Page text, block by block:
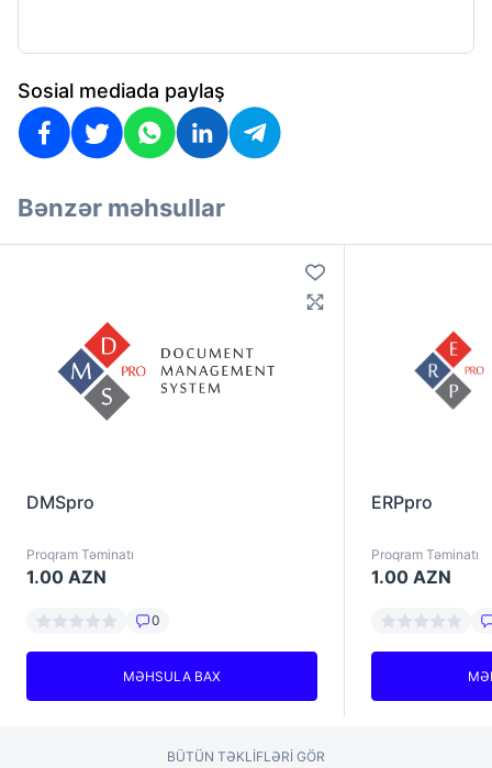
Sosial mediada paylaş
Bənzər məhsullar
DMSpro
Proqram Təminatı
1.00 AZN
0
MƏHSULA BAX
ERPpro
Proqram Təminatı
1.00 AZN
BÜTÜN TƏKLIFLƏRİ GÖR